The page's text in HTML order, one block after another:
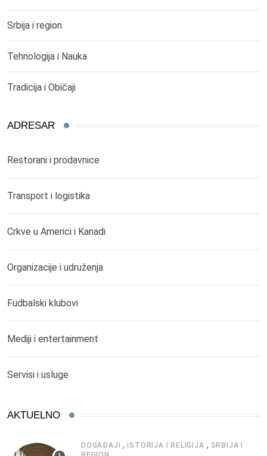
Srbija i region
Tehnologija i Nauka
Tradicija i Običaji
ADRESAR
Restorani i prodavnice
Transport i logistika
Crkve u Americi i Kanadi
Organizacije i udruženja
Fudbalski klubovi
Mediji i entertainment
Servisi i usluge
AKTUELNO
DOGAĐAJI , ISTORIJA I RELIGIJA , SRBIJA I